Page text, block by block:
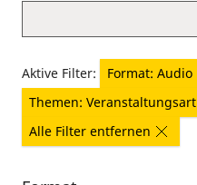
Aktive Filter:
Format: Audio
Themen: Veranstaltungsart
Alle Filter entfernen